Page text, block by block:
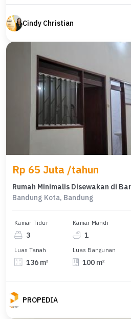
Cindy Christian
Rp 65 Juta /tahun
Bandung Kota, Bandung
Kamar Tidur
3
Kamar Mandi
1
Luas Tanah
136 m²
Luas Bangunan
100 m²
PROPEDIA